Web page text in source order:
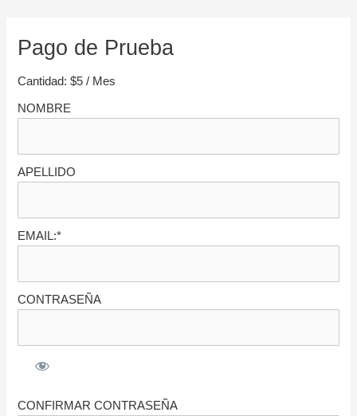
contentPago de Prueba
Cantidad: $5 / Mes
NOMBRE
APELLIDO
EMAIL:*
CONTRASEÑA
CONFIRMAR CONTRASEÑA